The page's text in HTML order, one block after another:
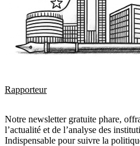
Rapporteur
Notre newsletter gratuite phare,
l’actualité et de l’analyse des
Indispensable pour suivre la